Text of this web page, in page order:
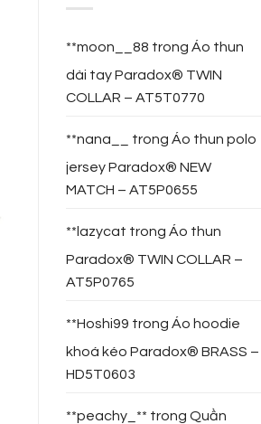
**moon__88 trong Áo thun
dài tay Paradox® TWIN
COLLAR – AT5T0770
**nana__ trong Áo thun polo
jersey Paradox® NEW
MATCH – AT5P0655
**lazycat trong Áo thun
Paradox® TWIN COLLAR –
AT5P0765
**Hoshi99 trong Áo hoodie
khoá kéo Paradox® BRASS –
HD5T0603
**peachy_** trong Quần